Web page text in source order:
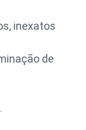
inexatos
de